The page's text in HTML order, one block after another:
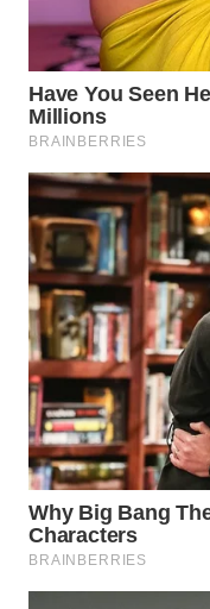
WN
DEPOK
WN
TAPANULI
UTARA
WN
SAMOSIR
WN
PADANG
LAWAS
WN
SUMEDANG
WN
CIANJUR